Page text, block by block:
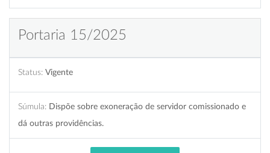
Portaria 15/2025
Status: Vigente
Súmula: Dispõe sobre exoneração de servidor comissionado e
dá outras providências.